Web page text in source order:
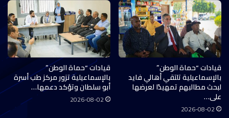
قيادات “حماة الوطن”
بالإسماعيلية تلتقي أهالي فايد
لبحث مطالبهم تمهيدًا لعرضها
على…
2026-08-02
قيادات “حماة الوطن”
بالإسماعيلية تزور مركز طب أسرة
أبو سلطان وتؤكد دعمها…
2026-08-02